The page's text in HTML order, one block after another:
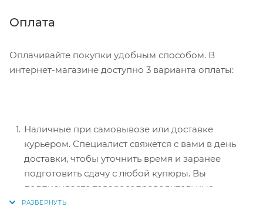
Нажмите кнопку «Оформить заказ».
Оплата
Оплачивайте покупки удобным способом. В
интернет-магазине доступно 3 варианта оплаты:
Наличные при самовывозе или доставке
курьером. Специалист свяжется с вами в день
доставки, чтобы уточнить время и заранее
подготовить сдачу с любой купюры. Вы
подписываете товаросопроводительные
документы, вносите денежные средства,